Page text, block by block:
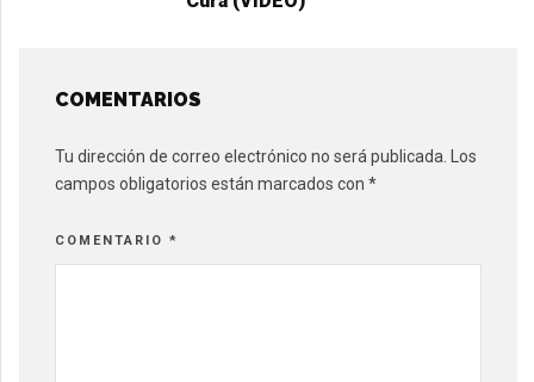
COMENTARIOS
Tu dirección de correo electrónico no será publicada. Los
campos obligatorios están marcados con *
COMENTARIO *